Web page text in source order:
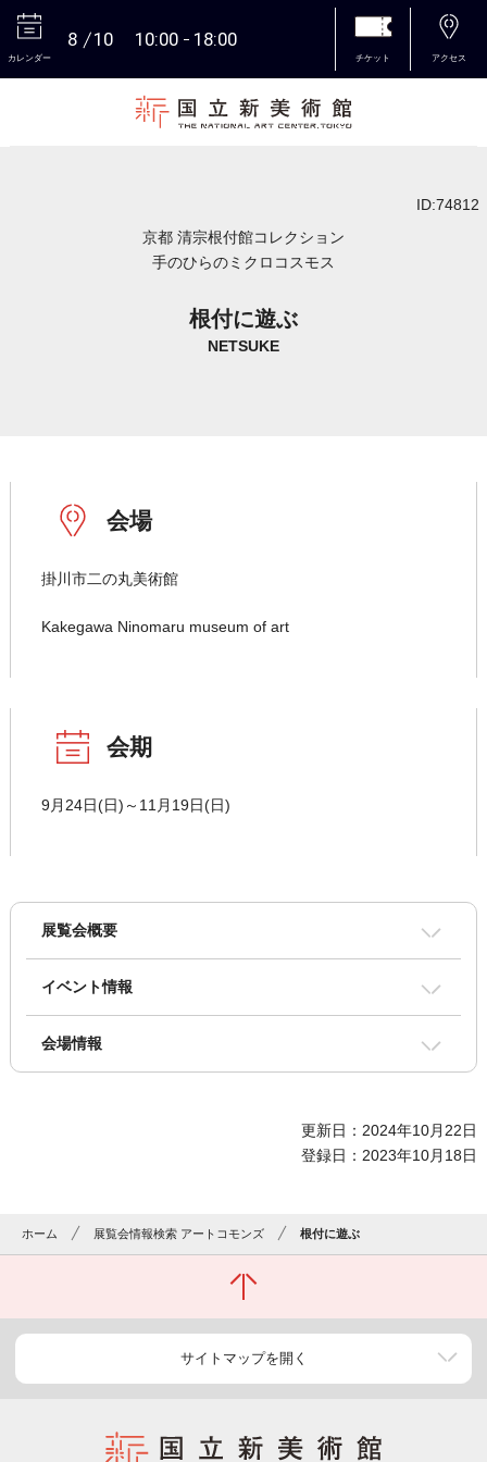
カレンダー
8 10 10:00 18:00
チケット アクセス
ID:74812
京都 清宗根付館コレクション
手のひらのミクロコスモス
根付に遊ぶ
NETSUKE
会場
掛川市二の丸美術館
Kakegawa Ninomaru museum of art
会期
9月24日(日)～11月19日(日)
展覧会概要
イベント情報
会場情報
更新日：2024年10月22日
登録日：2023年10月18日
ホーム 展覧会情報検索 アートコモンズ 根付に遊ぶ
サイトマップを開く